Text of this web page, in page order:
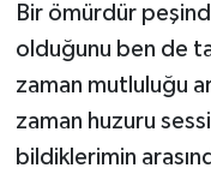
Bir ömürdür
olduğunu ben de
zaman mutluluğu
zaman huzuru
bildiklerimin